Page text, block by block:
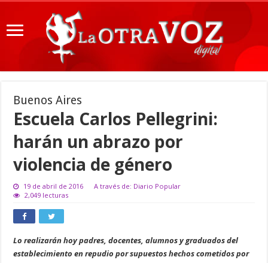
Buenos Aires
Escuela Carlos Pellegrini:
harán un abrazo por
violencia de género
19 de abril de 2016
A través de: Diario Popular
2,049 lecturas
Lo realizarán hoy padres, docentes, alumnos y graduados del
establecimiento en repudio por supuestos hechos cometidos por